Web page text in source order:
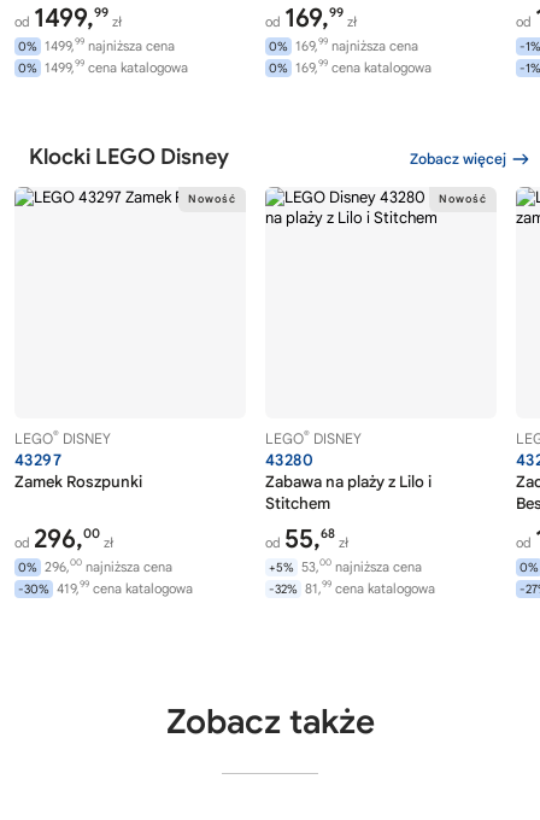
od 1499,99
zł
0% 1499,99 najniższa cena
0% 1499,99 cena katalogowa
od 169,99
zł
0% 169,99 najniższa cena
0% 169,99 cena katalogowa
od
-1%
-1%
Klocki LEGO Disney Zobacz więcej
LEGO® DISNEY
43297
Zamek Roszpunki
od 296,00
zł
0% 296,00 najniższa cena
-30% 419,99 cena katalogowa
LEGO® DISNEY
43280
Zabawa na plaży z Lilo i
Stitchem
od 55,68
zł
+5% 53,00 najniższa cena
-32% 81,99 cena katalogowa
od
0%
-
Zobacz także